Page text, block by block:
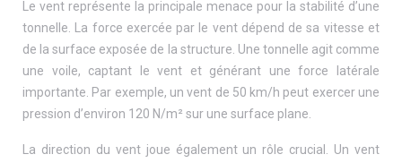
Le vent représente la principale menace pour la stabilité d’une
tonnelle. La force exercée par le vent dépend de sa vitesse et
de la surface exposée de la structure. Une tonnelle agit comme
une voile, captant le vent et générant une force latérale
importante. Par exemple, un vent de 50 km/h peut exercer une
pression d’environ 120 N/m² sur une surface plane.
La direction du vent joue également un rôle crucial. Un vent